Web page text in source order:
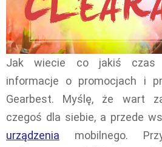
Jak wiecie co jakiś czas
informacje o promocjach i
Gearbest. Myślę, że wart
czegoś dla siebie, a przede
urządzenia mobilnego.